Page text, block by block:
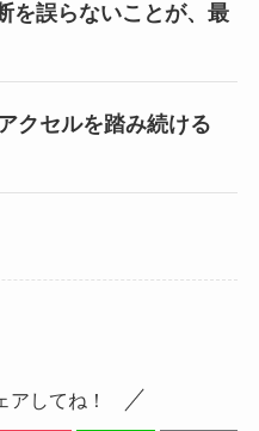
を誤らないことが、最
クセルを踏み続ける
アしてね！